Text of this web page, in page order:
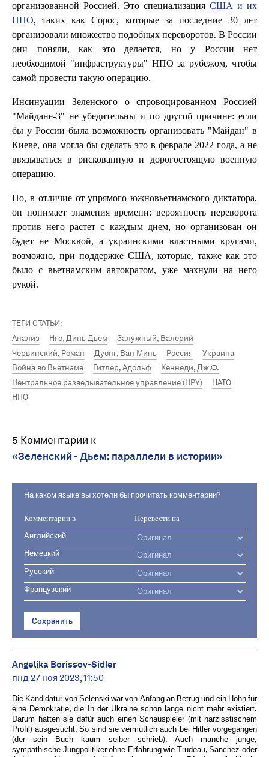
организованной Россией. Это специализация США и их
НПО, таких как Сорос, которые за последние 30 лет
организовали множество подобных переворотов. В России
они поняли, как это делается, но у России нет
необходимой "инфраструктуры" НПО за рубежом, чтобы
самой провести такую операцию.
Инсинуации Зеленского о спровоцированном Россией
"Майдане-3" не убедительны и по другой причине: если
бы у России была возможность организовать "Майдан" в
Киеве, она могла бы сделать это в феврале 2022 года, а не
ввязываться в рискованную и дорогостоящую военную
операцию.
Но, в отличие от упрямого южновьетнамского диктатора,
он понимает знамения времени: вероятность переворота
против него растет с каждым днем, но организован он
будет не Москвой, а украинскими властными кругами,
возможно, при поддержке США, которые, также как это
было с вьетнамским автократом, уже махнули на него
рукой.
ТЕГИ СТАТЬИ:
Анализ
Нго, Динь Дьем
Залужный, Валерий
Червинский, Роман
Дуонг, Ван Минь Россия
Украина
Война во Вьетнаме
Гитлер, Адольф
Кеннеди, Дж.Ф.
Центральное разведывательное управление (ЦРУ)
НАТО
НПО
5 Комментарии к
«Зеленский - Дьем: параллели в истории»
На каком языке вы хотели бы прочитать комментарии?
Комментарии в Перевести на
Английский
Немецкий
Русский
Французский
Сохранить
Angelika Borissov-Sidler
пнд 27 ноя 2023, 11:50
Die Kandidatur von Selenski war von Anfang an Betrug und ein Hohn für
eine Demokratie, die In der Ukraine schon lange nicht mehr existiert.
Darum hatten sie dafür auch einen Schauspieler (mit narzisstischem
Profil) ausgesucht. So sind sie vermutlich auch bei Hitler vorgegangen
(der sein Buch kaum selber schrieb). Auch manche junge,
sympathische Jungpolitiker ohne Erfahrung wie Trudeau, Sanchez oder